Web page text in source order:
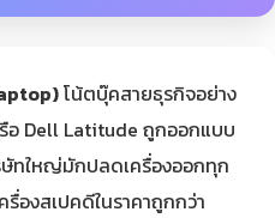
โน้ตบุ๊คสายธุรกิจอย่าง
อ Dell Latitude ถูกออกแบบ
ทใหญ่มักปลดเครื่องออกทุก
องสเปคดีในราคาถูกกว่า